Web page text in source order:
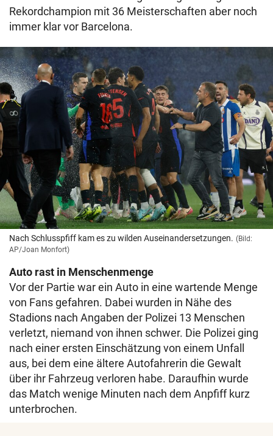
Rekordchampion mit 36 Meisterschaften aber noch
immer klar vor Barcelona.
Nach Schlusspfiff kam es zu wilden Auseinandersetzungen. (Bild:
AP/Joan Monfort)
Auto rast in Menschenmenge
Vor der Partie war ein Auto in eine wartende Menge
von Fans gefahren. Dabei wurden in Nähe des
Stadions nach Angaben der Polizei 13 Menschen
verletzt, niemand von ihnen schwer. Die Polizei ging
nach einer ersten Einschätzung von einem Unfall
aus, bei dem eine ältere Autofahrerin die Gewalt
über ihr Fahrzeug verloren habe. Daraufhin wurde
das Match wenige Minuten nach dem Anpfiff kurz
unterbrochen.